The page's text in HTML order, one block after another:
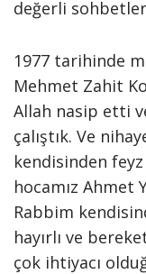
değerli
1977 tarihinde
Mehmet Zahit
Allah nasip etti
çalıştık. Ve
kendisinden feyz
hocamız Ahmet
Rabbim
hayırlı ve
çok ihtiyacı